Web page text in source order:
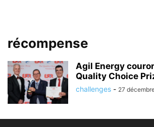
récompense
Agil Energy
Quality Choice
challenges - 27